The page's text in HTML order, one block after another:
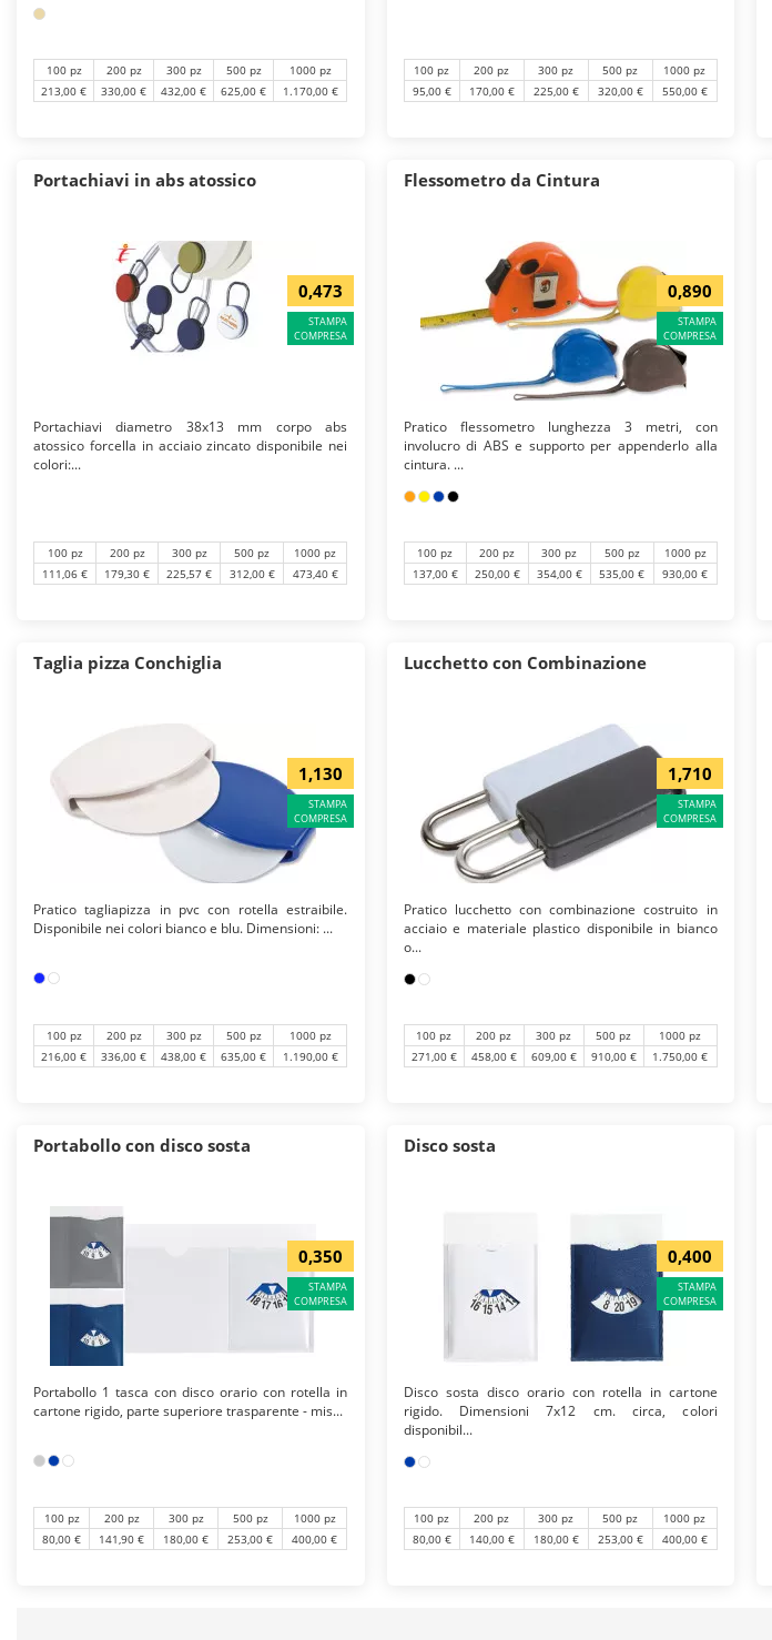
100 pz 200 pz 300 pz 500 pz
1000 pz
213,00 €
330,00 € 432,00 € 625,00 € 1.170,00 €
100 pz 200 pz 300 pz 500 pz
1000 pz
95,00 €
170,00 € 225,00 € 320,00 € 550,00 €
Portachiavi in abs atossico
0,473
STAMPA
COMPRESA
Portachiavi diametro 38x13 mm corpo abs
atossico forcella in acciaio zincato disponibile nei
colori:...
100 pz 200 pz 300 pz 500 pz
1000 pz
111,06 €
179,30 € 225,57 € 312,00 € 473,40 €
Flessometro da Cintura
0,890
STAMPA
COMPRESA
Pratico flessometro lunghezza 3 metri, con
involucro di ABS e supporto per appenderlo alla
cintura. ...
100 pz 200 pz 300 pz 500 pz
1000 pz
137,00 €
250,00 € 354,00 € 535,00 € 930,00 €
Taglia pizza Conchiglia
1,130
STAMPA
COMPRESA
Pratico tagliapizza in pvc con rotella estraibile.
Disponibile nei colori bianco e blu. Dimensioni: ...
100 pz 200 pz 300 pz 500 pz
1000 pz
216,00 €
336,00 € 438,00 € 635,00 € 1.190,00 €
Lucchetto con Combinazione
1,710
STAMPA
COMPRESA
Pratico lucchetto con combinazione costruito in
acciaio e materiale plastico disponibile in bianco
o...
100 pz 200 pz 300 pz 500 pz
1000 pz
271,00 €
458,00 € 609,00 € 910,00 € 1.750,00 €
Portabollo con disco sosta
0,350
STAMPA
COMPRESA
Portabollo 1 tasca con disco orario con rotella in
cartone rigido, parte superiore trasparente - mis...
100 pz 200 pz 300 pz 500 pz
1000 pz
80,00 €
141,90 € 180,00 € 253,00 € 400,00 €
Disco sosta
0,400
STAMPA
COMPRESA
Disco sosta disco orario con rotella in cartone
rigido. Dimensioni 7x12 cm. circa, colori
disponibil...
100 pz 200 pz 300 pz 500 pz
1000 pz
80,00 €
140,00 € 180,00 € 253,00 € 400,00 €